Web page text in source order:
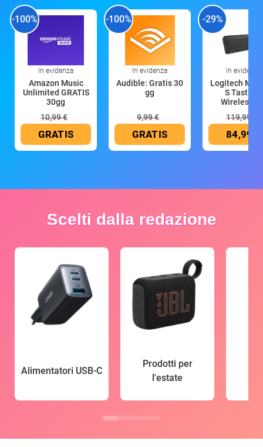
-100%
In evidenza
Amazon Music
Unlimited GRATIS
30gg
10,99 €
GRATIS
-100%
In evidenza
Audible: Gratis 30
gg
9,99 €
GRATIS
-29%
In evidenza
Logitech MX
S Tastiera
Wireless
119,99 €
84,99 €
Scelti dalla redazione
Alimentatori USB-C
Prodotti per
l'estate